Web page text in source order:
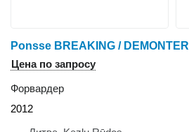
Ponsse BREAKING /
Цена по запросу
Форвардер
2012